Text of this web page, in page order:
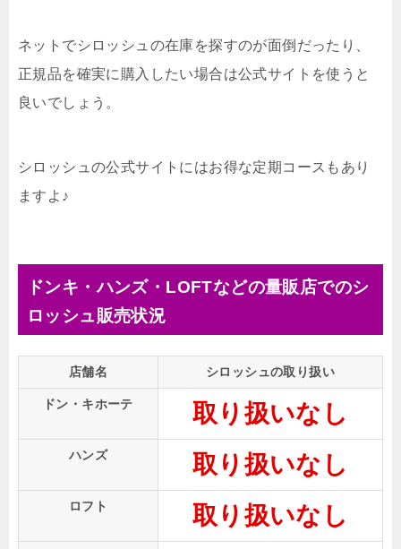
ネットでシロッシュの在庫を探すのが面倒だったり、
正規品を確実に購入したい場合は公式サイトを使うと
良いでしょう。
シロッシュの公式サイトにはお得な定期コースもあり
ますよ♪
ドンキ・ハンズ・LOFTなどの量販店でのシ
ロッシュ販売状況
店舗名 シロッシュの取り扱い
ドン・キホーテ 取り扱いなし
ハンズ 取り扱いなし
ロフト 取り扱いなし